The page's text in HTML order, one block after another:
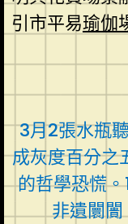
引市平易瑜伽
3月2張水瓶
成灰度百分之
的哲學恐慌
非遺闤